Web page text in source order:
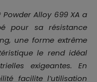
Alloy 699 XA a
pour sa résistance
une forme extrême
le rend idéal
exigeantes. En
facilite l’utilisation